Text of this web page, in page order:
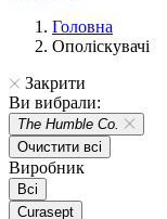
Головна
Ополіскувачі
Закрити
Ви вибрали:
The Humble Co.
Очистити всі
Виробник
Всі
Curasept